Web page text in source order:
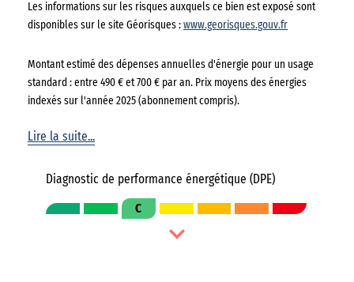
Les informations sur les risques auxquels ce bien est exposé sont
disponibles sur le site Géorisques : www.georisques.gouv.fr
Montant estimé des dépenses annuelles d'énergie pour un usage
standard : entre 490 € et 700 € par an. Prix moyens des énergies
indexés sur l'année 2025 (abonnement compris).
Lire la suite...
Diagnostic de performance énergétique (DPE)
C